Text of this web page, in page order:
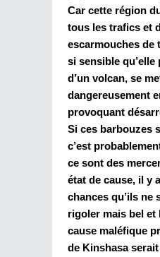
Car cette région
tous les trafics et
escarmouches de
si sensible qu’elle
d’un volcan, se
dangereusement
provoquant
Si ces barbouzes
c’est
ce sont des
état de cause, il y
chances qu’ils ne
rigoler mais bel et
cause maléfique
de Kinshasa